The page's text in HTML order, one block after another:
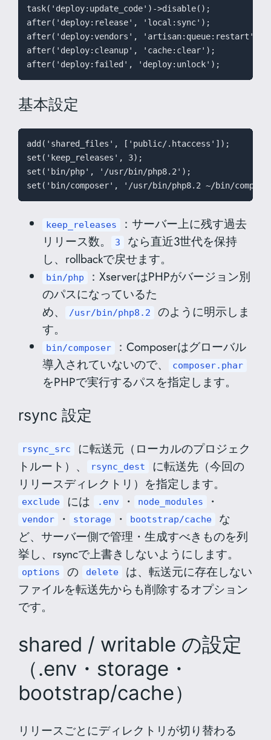
task('deploy:update_code')->disable();
after('deploy:release', 'local:sync');
after('deploy:vendors', 'artisan:queue:restart');
after('deploy:cleanup', 'cache:clear');
基本設定
add('shared_files', ['public/.htaccess']);
set('keep_releases', 3);
set('bin/php', '/usr/bin/php8.2');
set('bin/composer', '/usr/bin/php8.2 ~/bin/
keep_releases
：サーバー上に残す過去
リリース数。
3
なら直近3世代を保持
し、rollbackで戻せます。
bin/php
：XserverはPHPがバージョン別
のパスになっているた
め、
/usr/bin/php8.2
のように明示しま
す。
bin/composer
：Composerはグローバル
導入されていないので、
composer.phar
をPHPで実行するパスを指定します。
rsync 設定
rsync_src
に転送元（ローカルのプロジェク
トルート）、
rsync_dest
に転送先（今回の
リリースディレクトリ）を指定します。
exclude には .env ・ node_modules ・
vendor ・ storage ・ bootstrap/cache
な
ど、サーバー側で管理・生成すべきものを列
挙し、rsyncで上書きしないようにします。
options の delete
は、転送元に存在しない
ファイルを転送先からも削除するオプション
です。
shared / writable の設定
（.env・storage・
bootstrap/cache）
リリースごとにディレクトリが切り替わる